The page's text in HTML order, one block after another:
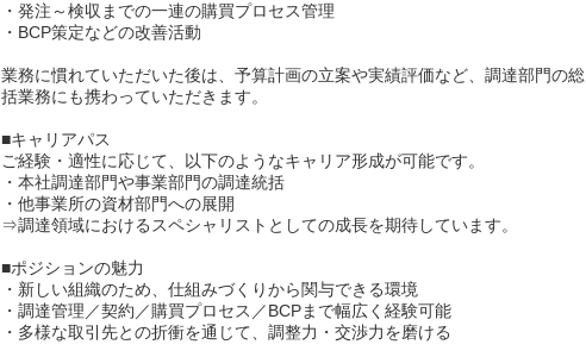
・発注～検収までの一連の購買プロセス管理
・BCP策定などの改善活動
業務に慣れていただいた後は、予算計画の立案や実績評価など、調達部門の総
括業務にも携わっていただきます。
■キャリアパス
ご経験・適性に応じて、以下のようなキャリア形成が可能です。
・本社調達部門や事業部門の調達統括
・他事業所の資材部門への展開
⇒調達領域におけるスペシャリストとしての成長を期待しています。
■ポジションの魅力
・新しい組織のため、仕組みづくりから関与できる環境
・調達管理／契約／購買プロセス／BCPまで幅広く経験可能
・多様な取引先との折衝を通じて、調整力・交渉力を磨ける